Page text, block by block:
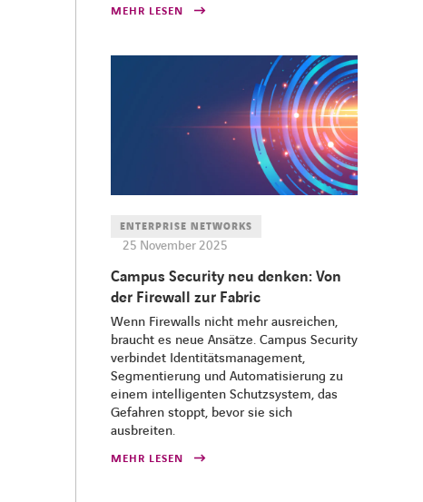
MEHR LESEN
ENTERPRISE NETWORKS
25 November 2025
Campus Security neu denken: Von
der Firewall zur Fabric
Wenn Firewalls nicht mehr ausreichen,
braucht es neue Ansätze. Campus Security
verbindet Identitätsmanagement,
Segmentierung und Automatisierung zu
einem intelligenten Schutzsystem, das
Gefahren stoppt, bevor sie sich
ausbreiten.
MEHR LESEN